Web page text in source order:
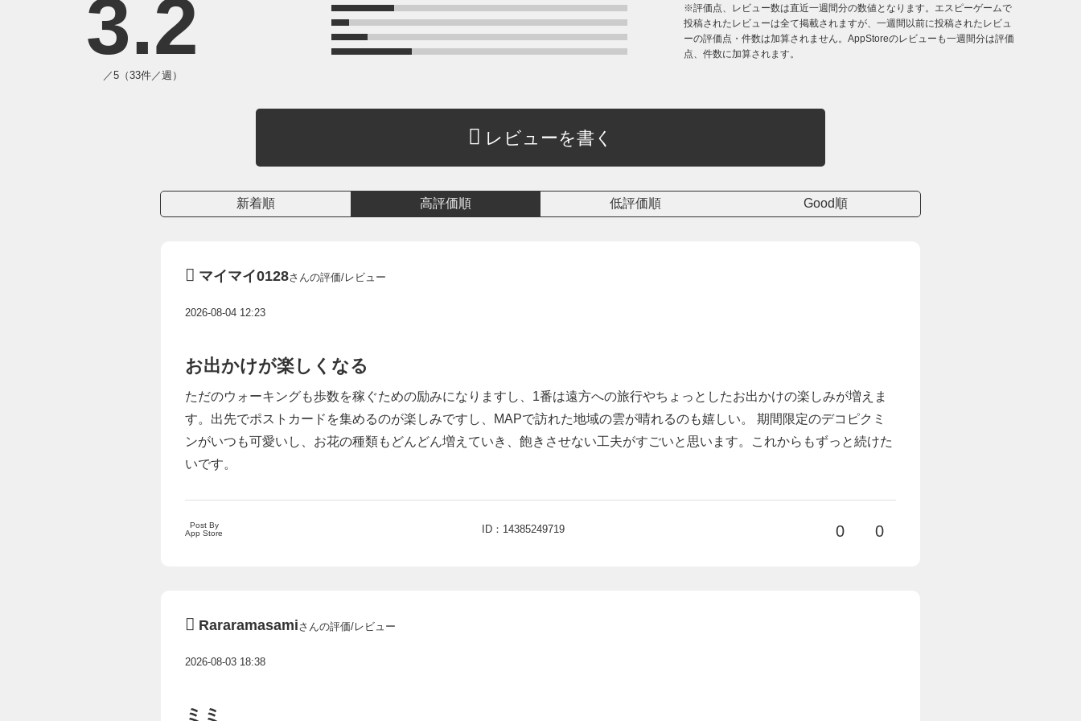
3.2
／5（33件／週）
※評価点、レビュー数は直近一週間分の数値となります。エスピーゲームで
投稿されたレビューは全て掲載されますが、一週間以前に投稿されたレビュ
ーの評価点・件数は加算されません。AppStoreのレビューも一週間分は評価
点、件数に加算されます。
レビューを書く
新着順 高評価順 低評価順 Good順
マイマイ0128さんの評価/レビュー
2026-08-04 12:23
お出かけが楽しくなる
ただのウォーキングも歩数を稼ぐための励みになりますし、1番は遠方への旅行やちょっとしたお出かけの楽しみが増えま
す。出先でポストカードを集めるのが楽しみですし、MAPで訪れた地域の雲が晴れるのも嬉しい。 期間限定のデコピクミ
ンがいつも可愛いし、お花の種類もどんどん増えていき、飽きさせない工夫がすごいと思います。これからもずっと続けた
いです。
Post By
App Store
ID：14385249719 0 0
Rararamasamiさんの評価/レビュー
2026-08-03 18:38
ミミ